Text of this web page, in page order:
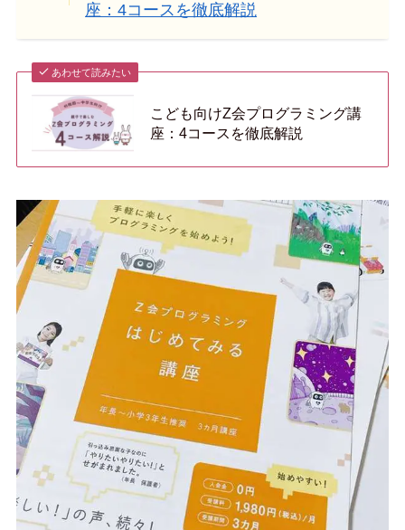
座：4コースを徹底解説
あわせて読みたい
こども向けZ会プログラミング講
座：4コースを徹底解説